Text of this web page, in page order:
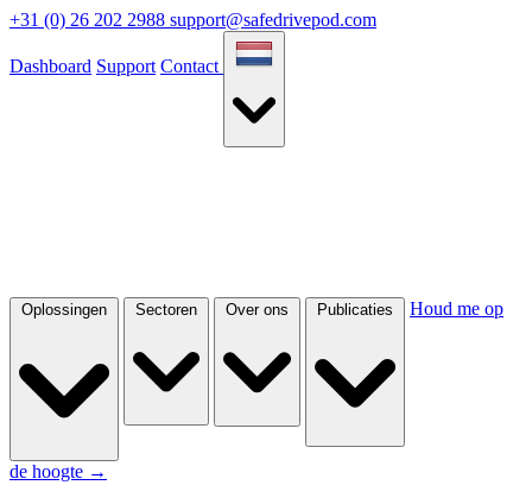
+31 (0) 26 202 2988 support@safedrivepod.com
Dashboard Support Contact
Oplossingen Sectoren Over ons Publicaties Houd me op
de hoogte →